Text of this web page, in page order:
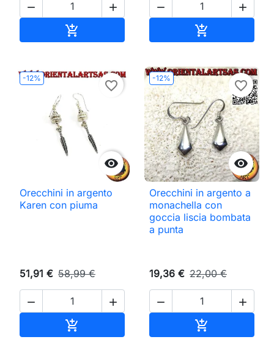
 

 

-12%

favorite_border
Orecchini in argento
Karen con piuma
51,91 € 58,99 €
 

-12%

favorite_border
Orecchini in argento a
monachella con
goccia liscia bombata
a punta
19,36 € 22,00 €
 
